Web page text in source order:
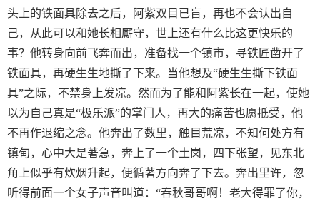
头上的铁面具除去之后，阿紫双目已盲，再也不会认出自
己，从此可以和她长相厮守，世上还有什么比这更快乐的
事？他转身向前飞奔而出，准备找一个镇市，寻铁匠凿开了
铁面具，再硬生生地撕了下来。当他想及“硬生生撕下铁面
具”之际，不禁身上发凉。然而为了能和阿紫长在一起，使她
以为自己真是“极乐派”的掌门人，再大的痛苦也愿抵受，他
不再作退缩之念。他奔出了数里，触目荒凉，不知何处方有
镇甸，心中大是著急，奔上了一个土岗，四下张望，见东北
角上似乎有炊烟升起，便循著方向奔了下去。奔出里许，忽
听得前面一个女子声音叫道：“春秋哥哥啊！老大得罪了你，